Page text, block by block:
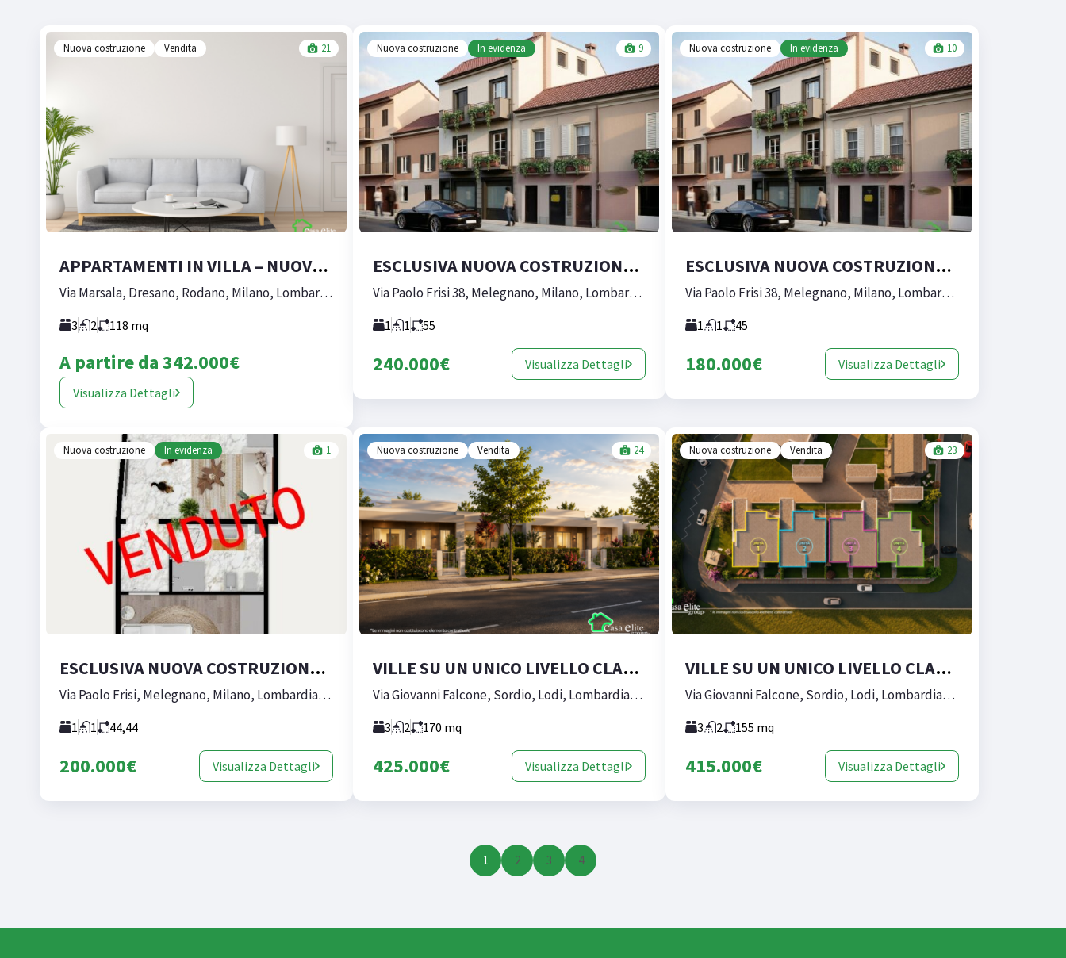
Nuova costruzione Vendita 21
APPARTAMENTI IN VILLA – NUOVA COSTRUZIONE DRESANO
Via Marsala, Dresano, Rodano, Milano, Lombardia, 20075, Italia
3 2 118 mq
A partire da342.000€
Visualizza Dettagli
Nuova costruzione In evidenza 9
ESCLUSIVA NUOVA COSTRUZIONE IN CENTRO A MELEGNANO (BILOCALE variante 240)
Via Paolo Frisi 38, Melegnano, Milano, Lombardia, 20077, Italia
1 1 55
240.000€ Visualizza Dettagli
Nuova costruzione In evidenza 10
ESCLUSIVA NUOVA COSTRUZIONE IN CENTRO A MELEGNANO (BILOCALE variante 180)
Via Paolo Frisi 38, Melegnano, Milano, Lombardia, 20077, Italia
1 1 45
180.000€ Visualizza Dettagli
Nuova costruzione In evidenza 1
ESCLUSIVA NUOVA COSTRUZIONE IN CENTRO A MELEGNANO (BILOCALE A4)
Via Paolo Frisi, Melegnano, Milano, Lombardia, 20077, Italia
1 1 44,44
200.000€ Visualizza Dettagli
Nuova costruzione Vendita 24
VILLE SU UN UNICO LIVELLO CLASSE A4_VILLA 4
Via Giovanni Falcone, Sordio, Lodi, Lombardia, 26858, Italia
3 2 170 mq
425.000€ Visualizza Dettagli
Nuova costruzione Vendita 23
VILLE SU UN UNICO LIVELLO CLASSE A4_VILLA 3
Via Giovanni Falcone, Sordio, Lodi, Lombardia, 26858, Italia
3 2 155 mq
415.000€ Visualizza Dettagli
1 2 3 4